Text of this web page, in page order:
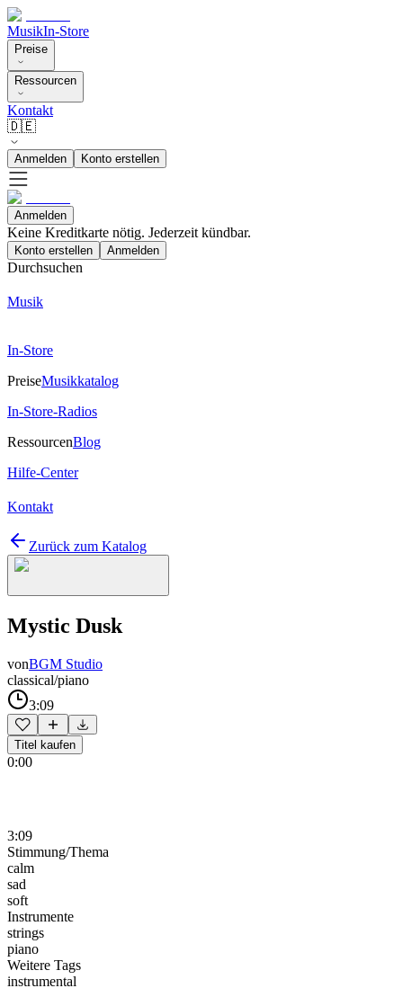
MusikIn-Store
Preise
Ressourcen
Kontakt
🇩🇪
Anmelden Konto erstellen
Anmelden
Keine Kreditkarte nötig. Jederzeit kündbar.
Konto erstellen Anmelden
Durchsuchen
Musik
In-Store
PreiseMusikkatalog
In-Store-Radios
RessourcenBlog
Hilfe-Center
Kontakt
Zurück zum Katalog
Mystic Dusk
vonBGM Studio
classical/piano
3:09
Titel kaufen
0:00
3:09
Stimmung/Thema
calm
sad
soft
Instrumente
strings
piano
Weitere Tags
instrumental